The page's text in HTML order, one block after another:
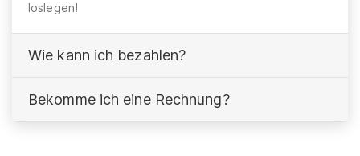
loslegen!
Wie kann ich bezahlen?
Bekomme ich eine Rechnung?